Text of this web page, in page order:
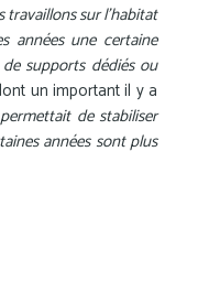
sur l’habitat
années une certaine
supports dédiés ou
un important il y a
de stabiliser
années sont plus